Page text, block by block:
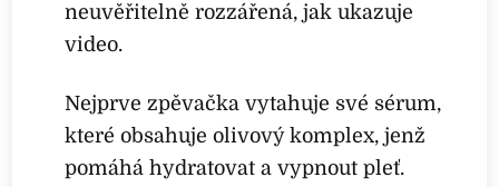
neuvěřitelně rozzářená, jak ukazuje
video.
Nejprve zpěvačka vytahuje své sérum,
které obsahuje olivový komplex, jenž
pomáhá hydratovat a vypnout pleť.